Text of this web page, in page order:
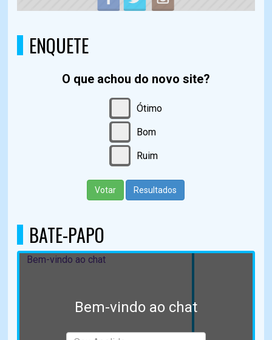
ENQUETE
O que achou do novo site?
Ótimo
Bom
Ruim
Votar Resultados
BATE-PAPO
Bem-vindo ao chat
Bem-vindo ao chat